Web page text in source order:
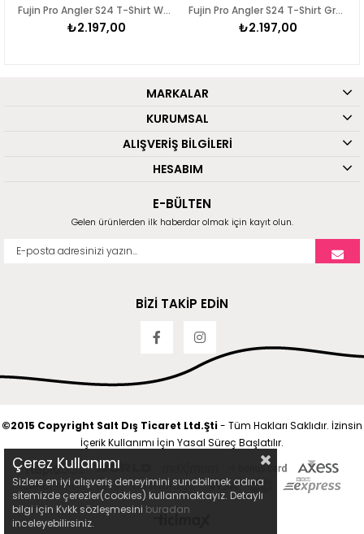
Fujin Pro Angler S24 T-Shirt Water Camo
₺2.197,00
Fujin Pro Angler S24 T-Shirt Green Ocean
₺2.197,00
MARKALAR
KURUMSAL
ALIŞVERİŞ BİLGİLERİ
HESABIM
E-BÜLTEN
Gelen ürünlerden ilk haberdar olmak için kayıt olun.
BİZİ TAKİP EDİN
©2015 Copyright Salt Dış Ticaret Ltd.Şti- Tüm Hakları Saklıdır. İzinsin
İçerik Kullanımı İçin Yasal Süreç Başlatılır.
Çerez Kullanımı
Sizlere en iyi alışveriş deneyimini sunabilmek adına
sitemizde çerezler(cookies) kullanmaktayız. Detaylı
bilgi için Kvkk sözleşmesini buradan
inceleyebilirsiniz.